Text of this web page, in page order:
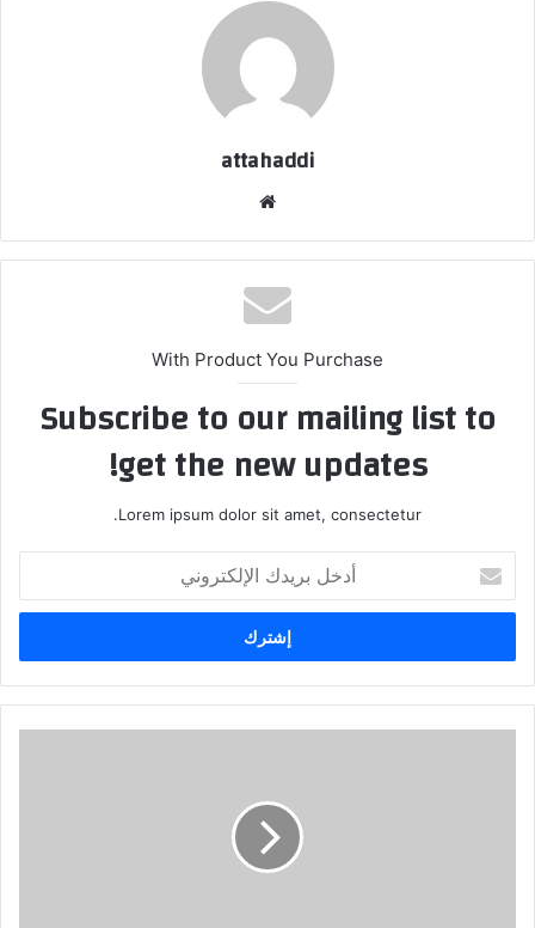
attahaddi
With Product You Purchase
Subscribe to our mailing list to
get the new updates!
Lorem ipsum dolor sit amet, consectetur.
بريدك
الإلكتروني